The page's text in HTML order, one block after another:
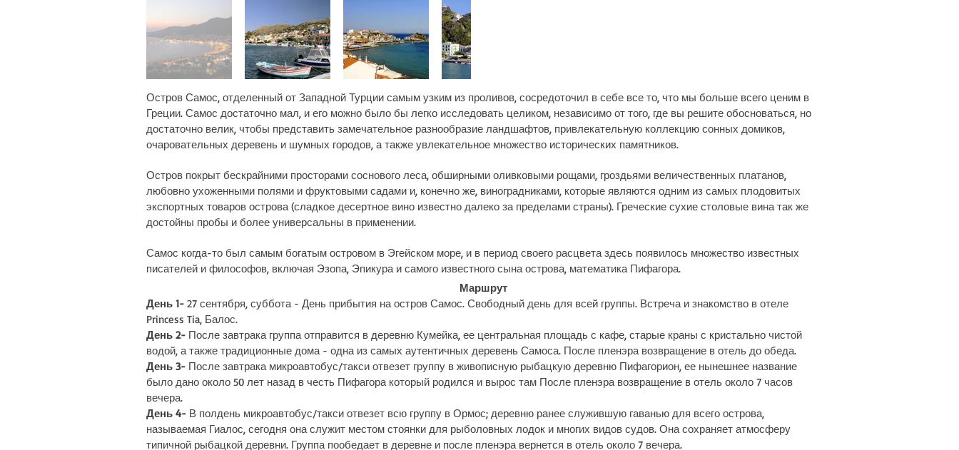
Остров Самос, отделенный от Западной Турции самым узким из проливов, сосредоточил в себе все то, что мы больше всего ценим в
Греции. Самос достаточно мал, и его можно было бы легко исследовать целиком, независимо от того, где вы решите обосноваться, но
достаточно велик, чтобы представить замечательное разнообразие ландшафтов, привлекательную коллекцию сонных домиков,
очаровательных деревень и шумных городов, а также увлекательное множество исторических памятников.
Остров покрыт бескрайними просторами соснового леса, обширными оливковыми рощами, гроздьями величественных платанов,
любовно ухоженными полями и фруктовыми садами и, конечно же, виноградниками, которые являются одним из самых плодовитых
экспортных товаров острова (сладкое десертное вино известно далеко за пределами страны). Греческие сухие столовые вина так же
достойны пробы и более универсальны в применении.
Самос когда-то был самым богатым островом в Эгейском море, и в период своего расцвета здесь появилось множество известных
писателей и философов, включая Эзопа, Эпикура и самого известного сына острова, математика Пифагора.
Маршрут
День 1- 27 сентября, суббота - День прибытия на остров Самос. Свободный день для всей группы. Встреча и знакомство в отеле
Princess Tia, Балос.
День 2- После завтрака группа отправится в деревню Кумейка, ее центральная площадь с кафе, старые краны с кристально чистой
водой, а также традиционные дома - одна из самых аутентичных деревень Самоса. После пленэра возвращение в отель до обеда.
День 3- После завтрака микроавтобус/такси отвезет группу в живописную рыбацкую деревню Пифагорион, ее нынешнее название
было дано около 50 лет назад в честь Пифагора который родился и вырос там После пленэра возвращение в отель около 7 часов
вечера.
День 4- В полдень микроавтобус/такси отвезет всю группу в Ормос; деревню ранее служившую гаванью для всего острова,
называемая Гиалос, сегодня она служит местом стоянки для рыболовных лодок и многих видов судов. Она сохраняет атмосферу
типичной рыбацкой деревни. Группа пообедает в деревне и после пленэра вернется в отель около 7 вечера.